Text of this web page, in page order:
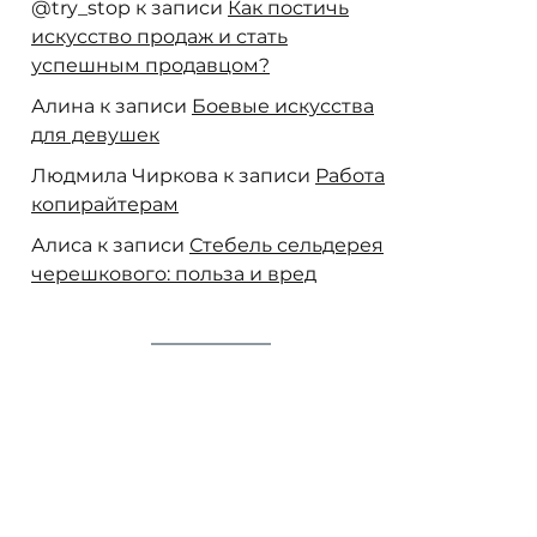
@try_stop к записи Как постичь
искусство продаж и стать
успешным продавцом?
Алина к записи Боевые искусства
для девушек
Людмила Чиркова к записи Работа
копирайтерам
Алиса к записи Стебель сельдерея
черешкового: польза и вред